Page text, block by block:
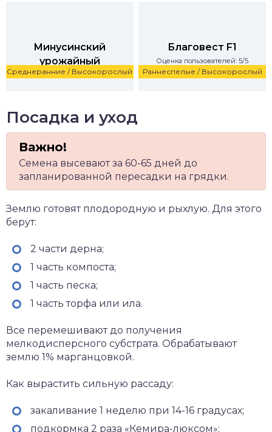
Среднеранние / Высокорослый
Минусинский
урожайный
Оценка пользователей: 5/5 Раннеспелые / Высокорослый
Благовест F1
Оценка пользователей: 5/5
Посадка и уход
Семена высевают за 60-65 дней до
запланированной пересадки на грядки.
Землю готовят плодородную и рыхлую. Для этого
берут:
2 части дерна;
1 часть компоста;
1 часть песка;
1 часть торфа или ила.
Все перемешивают до получения
мелкодисперсного субстрата. Обрабатывают
землю 1% марганцовкой.
Как вырастить сильную рассаду:
закаливание 1 неделю при 14-16 градусах;
подкормка 2 раза «Кемира-люксом»;